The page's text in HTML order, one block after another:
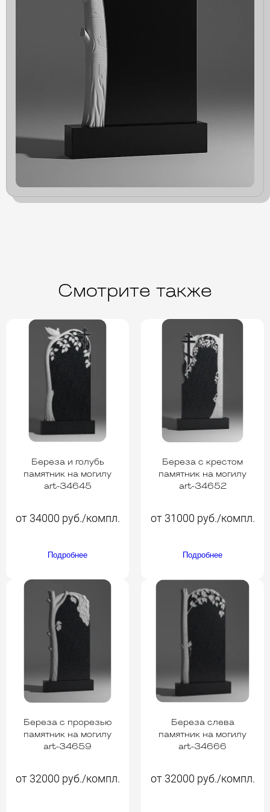
Смотрите также
Береза и голубь
памятник на могилу
art-34645
от 34000 руб./компл.
Подробнее
Береза с крестом
памятник на могилу
art-34652
от 31000 руб./компл.
Подробнее
Береза с прорезью
памятник на могилу
art-34659
от 32000 руб./компл.
Береза слева
памятник на могилу
art-34666
от 32000 руб./компл.